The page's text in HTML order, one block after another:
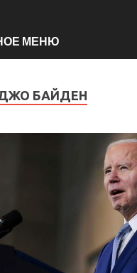
МЕНЮ
БАЙДЕН